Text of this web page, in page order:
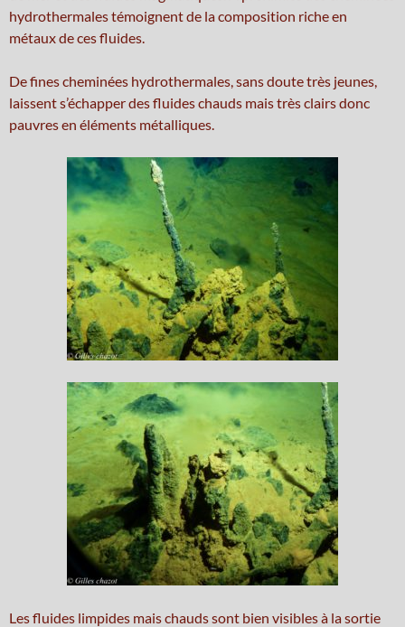
hydrothermales témoignent de la composition riche en
métaux de ces fluides.
De fines cheminées hydrothermales, sans doute très jeunes,
laissent s’échapper des fluides chauds mais très clairs donc
pauvres en éléments métalliques.
Les fluides limpides mais chauds sont bien visibles à la sortie